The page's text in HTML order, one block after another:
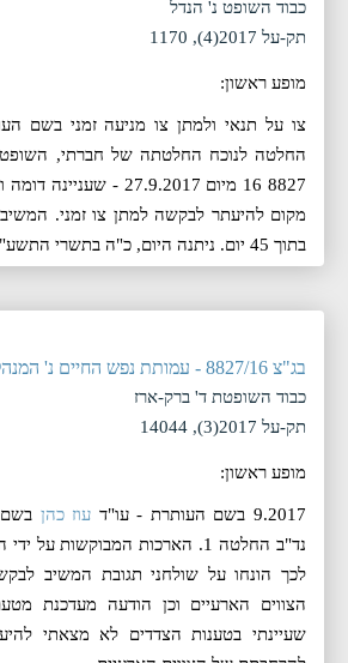
כבוד השופט נ' הנדל
תק-על 2017(4), 1170
מופע ראשון:
צו על תנאי ולמתן צו מניעה זמני בשם
החלטה לנוכח החלטתה של חברתי,
8827 16 מיום 27.9.2017 -
מקום להיעתר לבקשה למתן צו זמני. המשיב
בתוך 45 יום. ניתנה היום, ‏כ"ה בתשרי התשע"ח (‏15.10.2017).
בג"צ 8827/16 - עמותת נפש החיים נ' המנהל האזרחי באיו"ש
כבוד השופטת ד' ברק-ארז
תק-על 2017(3), 14044
מופע ראשון:
9.2017 בשם העותרת - עו"ד עוז כהן בשם
נד"ב החלטה 1. הארכות המבוקשות
לכך הונחו על שולחני תגובת המשיב
שעיינתי בטענות הצדדים לא מצאתי